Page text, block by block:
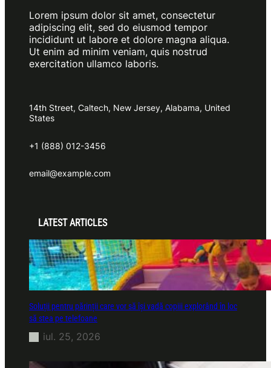
Lorem ipsum dolor sit amet, consectetur
adipiscing elit, sed do eiusmod tempor
incididunt ut labore et dolore magna aliqua.
Ut enim ad minim veniam, quis nostrud
exercitation ullamco laboris.
14th Street, Caltech, New Jersey, Alabama, United
States
+1 (888) 012-3456
email@example.com
LATEST ARTICLES
Soluții pentru părinții care vor să își vadă copiii explorând în loc
să stea pe telefoane
iul. 25, 2026